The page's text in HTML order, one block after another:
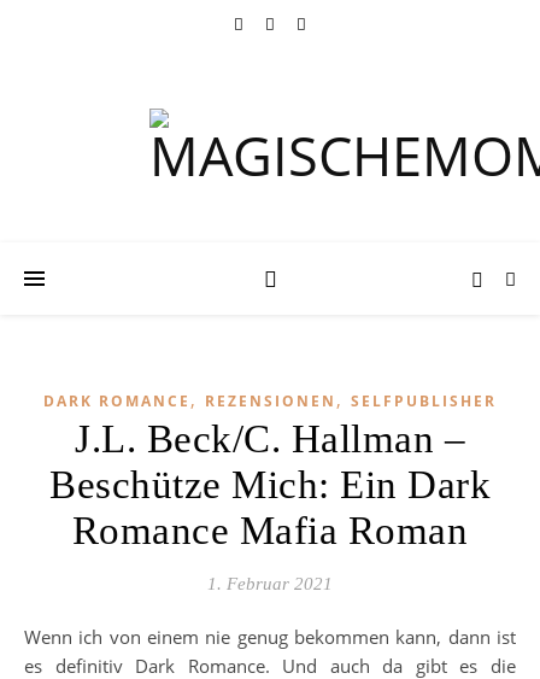
DARK ROMANCE , REZENSIONEN , SELFPUBLISHER
J.L. Beck/C. Hallman –
Beschütze Mich: Ein Dark
Romance Mafia Roman
1. Februar 2021
Wenn ich von einem nie genug bekommen kann, dann ist
es definitiv Dark Romance. Und auch da gibt es die